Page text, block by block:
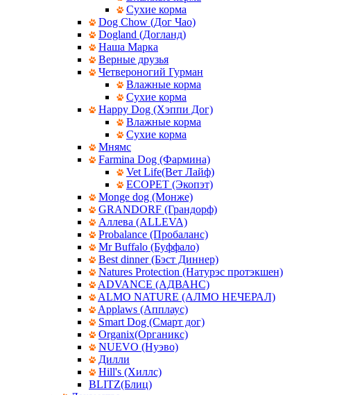
Сухие корма
Dog Chow (Дог Чао)
Dogland (Догланд)
Наша Марка
Верные друзья
Четвероногий Гурман
Влажные корма
Сухие корма
Happy Dog (Хэппи Дог)
Влажные корма
Сухие корма
Мнямс
Farmina Dog (Фармина)
Vet Life(Вет Лайф)
ECOPET (Экопэт)
Monge dog (Монже)
GRANDORF (Грандорф)
Аллева (ALLEVA)
Probalance (Пробаланс)
Mr Buffalo (Буффало)
Best dinner (Бэст Диннер)
Natures Protection (Натурэс протэкшен)
ADVANCE (АДВАНС)
ALMO NATURE (АЛМО НЕЧЕРАЛ)
Applaws (Апплаус)
Smart Dog (Смарт дог)
Organix(Органикс)
NUEVO (Нуэво)
Дилли
Hill's (Хиллс)
BLITZ(Блиц)